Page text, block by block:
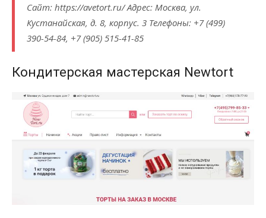
Сайт: https://avetort.ru/ Адрес: Москва, ул.
Кустанайская, д. 8, корпус. 3 Телефоны: +7 (499)
390-54-84, +7 (905) 515-41-85
Кондитерская мастерская Newtort